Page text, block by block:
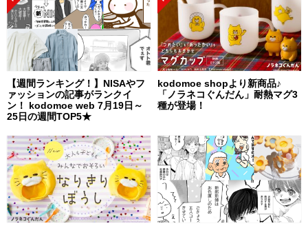
【週間ランキング！】NISAやフ
ァッションの記事がランクイ
ン！ kodomoe web 7月19日～
25日の週間TOP5★
kodomoe shopより新商品♪
「ノラネコぐんだん」耐熱マグ3
種が登場！